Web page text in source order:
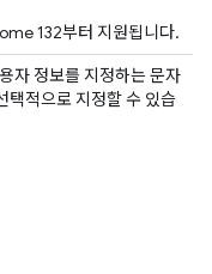
132부터 지원됩니다.
자 정보를 지정하는 문자
택적으로 지정할 수 있습